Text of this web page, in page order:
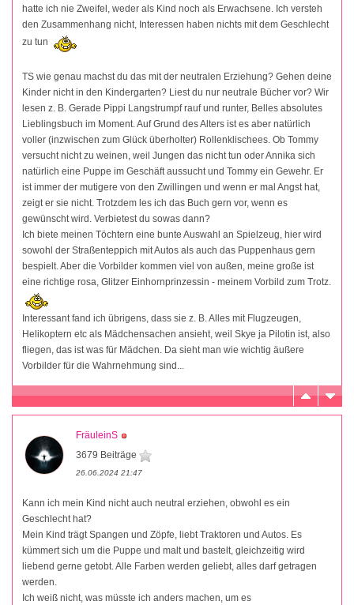
hatte ich nie Zweifel, weder als Kind noch als Erwachsene. Ich versteh
den Zusammenhang nicht, Interessen haben nichts mit dem Geschlecht
zu tun
TS wie genau machst du das mit der neutralen Erziehung? Gehen deine
Kinder nicht in den Kindergarten? Liest du nur neutrale Bücher vor? Wir
lesen z. B. Gerade Pippi Langstrumpf rauf und runter, Belles absolutes
Lieblingsbuch im Moment. Auf Grund des Alters ist es aber natürlich
voller (inzwischen zum Glück überholter) Rollenklischees. Ob Tommy
versucht nicht zu weinen, weil Jungen das nicht tun oder Annika sich
natürlich eine Puppe im Geschäft aussucht und Tommy ein Gewehr. Er
ist immer der mutigere von den Zwillingen und wenn er mal Angst hat,
zeigt er sie nicht. Trotzdem les ich das Buch gern vor, wenn es
gewünscht wird. Verbietest du sowas dann?
Ich biete meinen Töchtern eine bunte Auswahl an Spielzeug, hier wird
sowohl der Straßenteppich mit Autos als auch das Puppenhaus gern
bespielt. Aber die Vorbilder kommen viel von außen, meine große ist
eine richtige rosa, Glitzer Einhornprinzessin - meinem Vorbild zum Trotz.
Interessant fand ich übrigens, dass sie z. B. Alles mit Flugzeugen,
Helikoptern etc als Mädchensachen ansieht, weil Skye ja Pilotin ist, also
fliegen, das ist was für Mädchen. Da sieht man wie wichtig äußere
Vorbilder für die Wahrnehmung sind...
FräuleinS
3679 Beiträge
26.06.2024 21:47
Kann ich mein Kind nicht auch neutral erziehen, obwohl es ein
Geschlecht hat?
Mein Kind trägt Spangen und Zöpfe, liebt Traktoren und Autos. Es
kümmert sich um die Puppe und malt und bastelt, gleichzeitig wird
liebend gerne getobt. Alle Farben werden geliebt, alles darf getragen
werden.
Ich weiß nicht, was müsste ich anders machen, um es